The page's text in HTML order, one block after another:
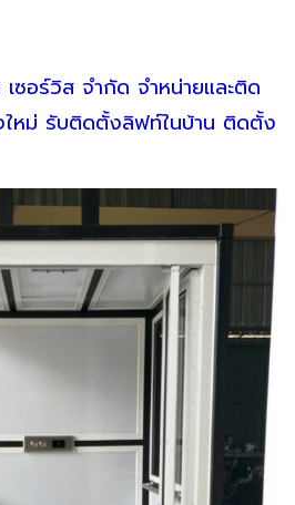
ซอร์วิส จำกัด จำหน่ายและติด
หม่ รับติดตั้งลิฟท์ในบ้าน ติดตั้ง